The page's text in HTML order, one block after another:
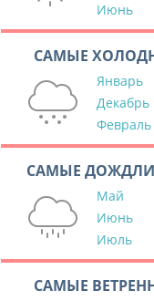
Июнь
САМЫЕ
Январь
Декабрь
Февраль
САМЫЕ
Май
Июнь
Июль
САМЫЕ